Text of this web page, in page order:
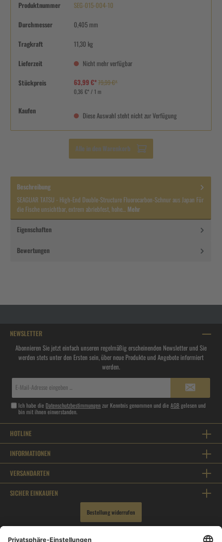
Produktnummer SEG-015-004-10
Durchmesser 0,405 mm
Tragkraft 11,30 kg
Lieferzeit Nicht mehr verfügbar
Stückpreis 63,99 €*79,99 €*
0,36 €* / 1 m
Kaufen
Diese Auswahl steht nicht zur Verfügung
Alle in den Warenkorb
Beschreibung
SEAGUAR TATSU - High-End Double-Structure Fluorocarbon-Schnur aus Japan Für
die Fische unsichtbar, extrem abriebfest, hohe… Mehr
Eigenschaften
Bewertungen
NEWSLETTER
Abonnieren Sie jetzt einfach unseren regelmäßig erscheinenden Newsletter und Sie
werden stets unter den Ersten sein, über neue Produkte und Angebote informiert
werden.
Ich habe die Datenschutzbestimmungenzur Kenntnis genommen und dieAGBgelesen und
bin mit ihnen einverstanden.
HOTLINE
INFORMATIONEN
VERSANDARTEN
SICHER EINKAUFEN
Bestellung widerrufen